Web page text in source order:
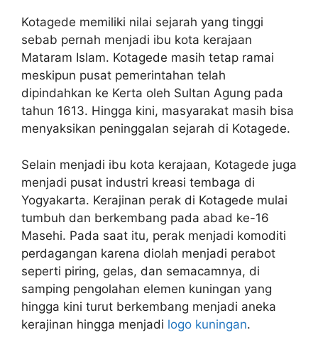
Kotagede memiliki nilai sejarah yang tinggi
sebab pernah menjadi ibu kota kerajaan
Mataram Islam. Kotagede masih tetap ramai
meskipun pusat pemerintahan telah
dipindahkan ke Kerta oleh Sultan Agung pada
tahun 1613. Hingga kini, masyarakat masih bisa
menyaksikan peninggalan sejarah di Kotagede.
Selain menjadi ibu kota kerajaan, Kotagede juga
menjadi pusat industri kreasi tembaga di
Yogyakarta. Kerajinan perak di Kotagede mulai
tumbuh dan berkembang pada abad ke-16
Masehi. Pada saat itu, perak menjadi komoditi
perdagangan karena diolah menjadi perabot
seperti piring, gelas, dan semacamnya, di
samping pengolahan elemen kuningan yang
hingga kini turut berkembang menjadi aneka
kerajinan hingga menjadi logo kuningan.